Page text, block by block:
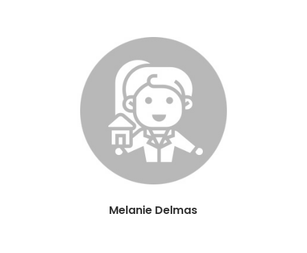
Melanie Delmas